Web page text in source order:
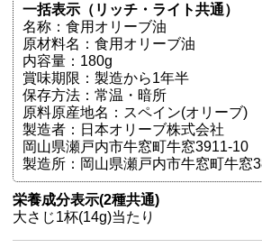
一括表示（リッチ・ライト共通）
名称：食用オリーブ油
原材料名：食用オリーブ油
内容量：180g
賞味期限：製造から1年半
保存方法：常温・暗所
原料原産地名：スペイン(オリーブ)
製造者：日本オリーブ株式会社
岡山県瀬戸内市牛窓町牛窓3911-10
製造所：岡山県瀬戸内市牛窓町牛窓
栄養成分表示(2種共通)
大さじ1杯(14g)当たり